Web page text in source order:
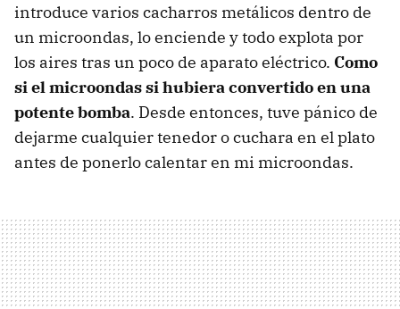
introduce varios cacharros metálicos dentro de
un microondas, lo enciende y todo explota por
los aires tras un poco de aparato eléctrico. Como
si el microondas si hubiera convertido en una
potente bomba. Desde entonces, tuve pánico de
dejarme cualquier tenedor o cuchara en el plato
antes de ponerlo calentar en mi microondas.